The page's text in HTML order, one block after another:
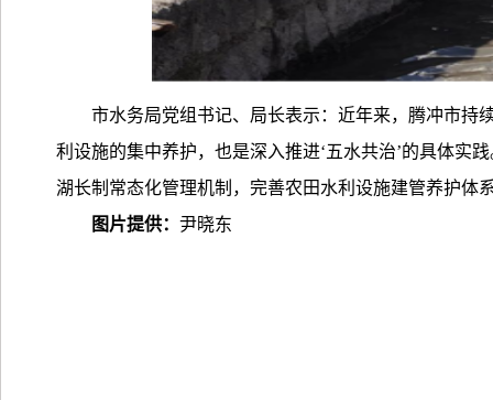
市水务局党组书记、局长表示：近年来，腾冲市持
利设施的集中养护，也是深入推进‘五水共治’的具体实
湖长制常态化管理机制，完善农田水利设施建管养护体
图片提供： 尹晓东